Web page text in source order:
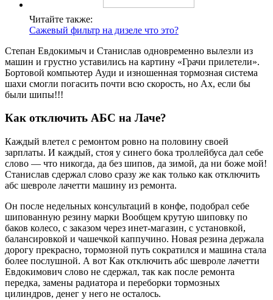
Читайте также:
Сажевый фильтр на дизеле что это?
Степан Евдокимыч и Станислав одновременно вылезли из
машин и грустно уставились на картину «Грачи прилетели».
Бортовой компьютер Ауди и изношенная тормозная система
шахи смогли погасить почти всю скорость, но Ах, если бы
были шипы!!!
Как отключить АБС на Лаче?
Каждый влетел с ремонтом ровно на половину своей
зарплаты. И каждый, стоя у синего бока троллейбуса дал себе
слово — что никогда, да без шипов, да зимой, да ни боже мой!
Станислав сдержал слово сразу же как только как отключить
абс шевроле лачетти машину из ремонта.
Он после недельных консультаций в конфе, подобрал себе
шипованную резину марки Вообщем крутую шиповку по
баков колесо, с заказом через инет-магазин, с установкой,
балансировкой и чашечкой каппучино. Новая резина держала
дорогу прекрасно, тормозной путь сократился и машина стала
более послушной. А вот Как отключить абс шевроле лачетти
Евдокимович слово не сдержал, так как после ремонта
передка, замены радиатора и переборки тормозных
цилиндров, денег у него не осталось.